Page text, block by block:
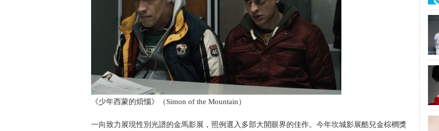
《少年西蒙的煩惱》（Simon of the Mountain）
一向致力展現性別光譜的金馬影展，照例選入多部大開眼界的佳作。今年坎城影展酷兒金棕櫚獎